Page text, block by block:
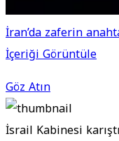
İran’da zaferin
İçeriği Görüntüle
Göz Atın
İsrail Kabinesi